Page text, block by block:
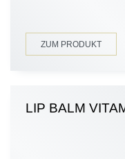
ZUM PRODUKT
LIP BALM